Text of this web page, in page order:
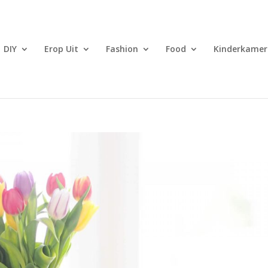
DIY Erop Uit Fashion Food Kinderkamer